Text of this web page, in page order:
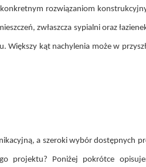
rozwiązaniom
zwłaszcza sypialni oraz
kąt nachylenia może w
a szeroki wybór dostępnych
projektu? Poniżej pokrótce